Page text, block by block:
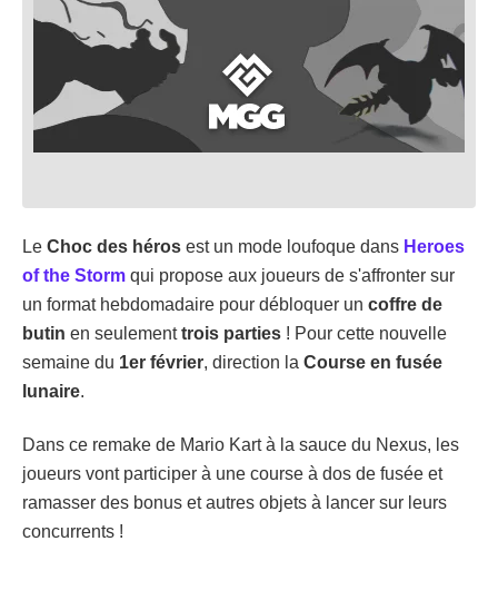
Le Choc des héros est un mode loufoque dans Heroes
of the Storm qui propose aux joueurs de s'affronter sur
un format hebdomadaire pour débloquer un coffre de
butin en seulementtrois parties ! Pour cette nouvelle
semaine du 1er février, direction la Course en fusée
lunaire.
Dans ce remake de Mario Kart à la sauce du Nexus, les
joueurs vont participer à une course à dos de fusée et
ramasser des bonus et autres objets à lancer sur leurs
concurrents !